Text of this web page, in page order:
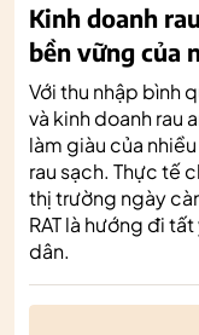
Kinh doanh
bền vững của
Với thu nhập bình
và kinh doanh rau
làm giàu của
rau sạch. Thực tế
thị trường ngày
RAT là hướng đi
dân.